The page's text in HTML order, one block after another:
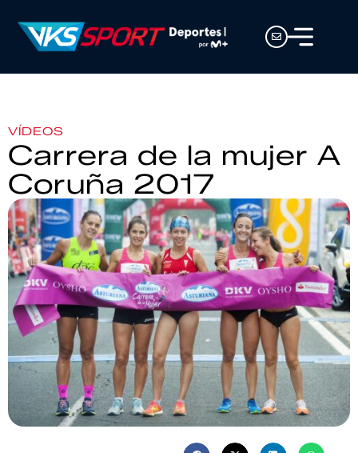
VÍDEOS
Carrera de la mujer A
Coruña 2017